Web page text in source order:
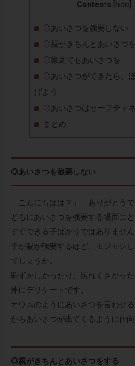
Contents hide
◎あいさつを強要しない
◎親がきちんとあいさつ
◎家庭でもあいさつを
◎あいさつができたら、
げよう
◎あいさつはセーフティ
まとめ
◎あいさつを強要しない
「こんにちはは？」「ありがとう
どもにあいさつを強要する場面に
すぐできる子ばかりではありませ
子が親が強要するほど、モジモジ
でしょうか。
恥ずかしかったり、照れくさかっ
外にデリケートです。
オウムのようにあいさつを言わせ
からあいさつが出てくるように仕向
◎親がきちんとあいさつをする